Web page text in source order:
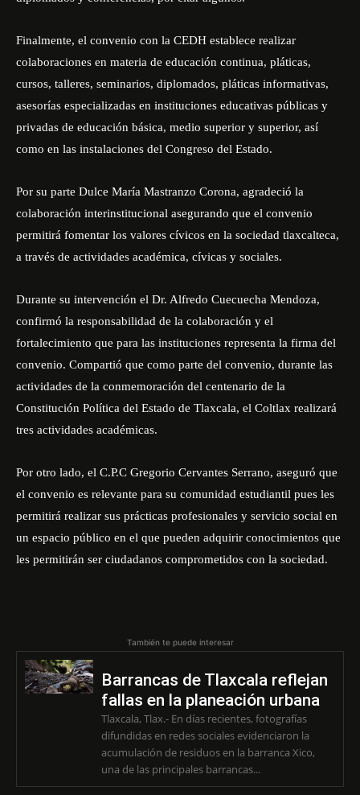
Finalmente, el convenio con la CEDH establece realizar
colaboraciones en materia de educación continua, pláticas,
cursos, talleres, seminarios, diplomados, pláticas informativas,
asesorías especializadas en instituciones educativas públicas y
privadas de educación básica, medio superior y superior, así
como en las instalaciones del Congreso del Estado.
Por su parte Dulce María Mastranzo Corona, agradeció la
colaboración interinstitucional asegurando que el convenio
permitirá fomentar los valores cívicos en la sociedad tlaxcalteca,
a través de actividades académica, cívicas y sociales.
Durante su intervención el Dr. Alfredo Cuecuecha Mendoza,
confirmó la responsabilidad de la colaboración y el
fortalecimiento que para las instituciones representa la firma del
convenio. Compartió que como parte del convenio, durante las
actividades de la conmemoración del centenario de la
Constitución Política del Estado de Tlaxcala, el Coltlax realizará
tres actividades académicas.
Por otro lado, el C.P.C Gregorio Cervantes Serrano, aseguró que
el convenio es relevante para su comunidad estudiantil pues les
permitirá realizar sus prácticas profesionales y servicio social en
un espacio público en el que pueden adquirir conocimientos que
les permitirán ser ciudadanos comprometidos con la sociedad.
También te puede interesar
Barrancas de Tlaxcala reflejan
fallas en la planeación urbana
Tlaxcala, Tlax.- En días recientes, fotografías
difundidas en redes sociales evidenciaron la
acumulación de residuos en la barranca Xico,
una de las principales barrancas...